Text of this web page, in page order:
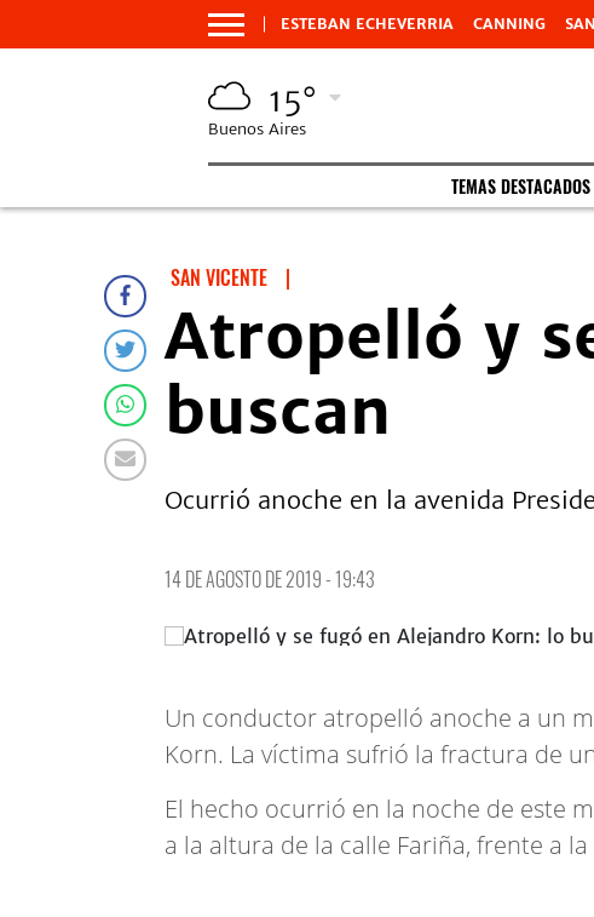
ESTEBAN ECHEVERRIA CANNING
15°
Buenos Aires
TEMAS DESTACADOS
SAN VICENTE |
Atropelló y
buscan
Ocurrió anoche en la avenida
14 DE AGOSTO DE 2019 - 19:43
Un conductor atropelló anoche a un
Korn. La víctima sufrió la fractura de
El hecho ocurrió en la noche de este
a la altura de la calle Fariña, frente a